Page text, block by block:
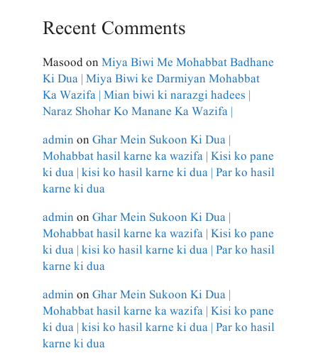
Recent Comments
MasoodonMiya Biwi Me Mohabbat Badhane
Ki Dua | Miya Biwi ke Darmiyan Mohabbat
Ka Wazifa | Mian biwi ki narazgi hadees |
Naraz Shohar Ko Manane Ka Wazifa |
adminonGhar Mein Sukoon Ki Dua |
Mohabbat hasil karne ka wazifa | Kisi ko pane
ki dua | kisi ko hasil karne ki dua | Par ko hasil
karne ki dua
adminonGhar Mein Sukoon Ki Dua |
Mohabbat hasil karne ka wazifa | Kisi ko pane
ki dua | kisi ko hasil karne ki dua | Par ko hasil
karne ki dua
adminonGhar Mein Sukoon Ki Dua |
Mohabbat hasil karne ka wazifa | Kisi ko pane
ki dua | kisi ko hasil karne ki dua | Par ko hasil
karne ki dua